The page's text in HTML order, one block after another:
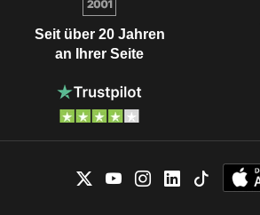
Seit über 20 Jahren
an Ihrer Seite